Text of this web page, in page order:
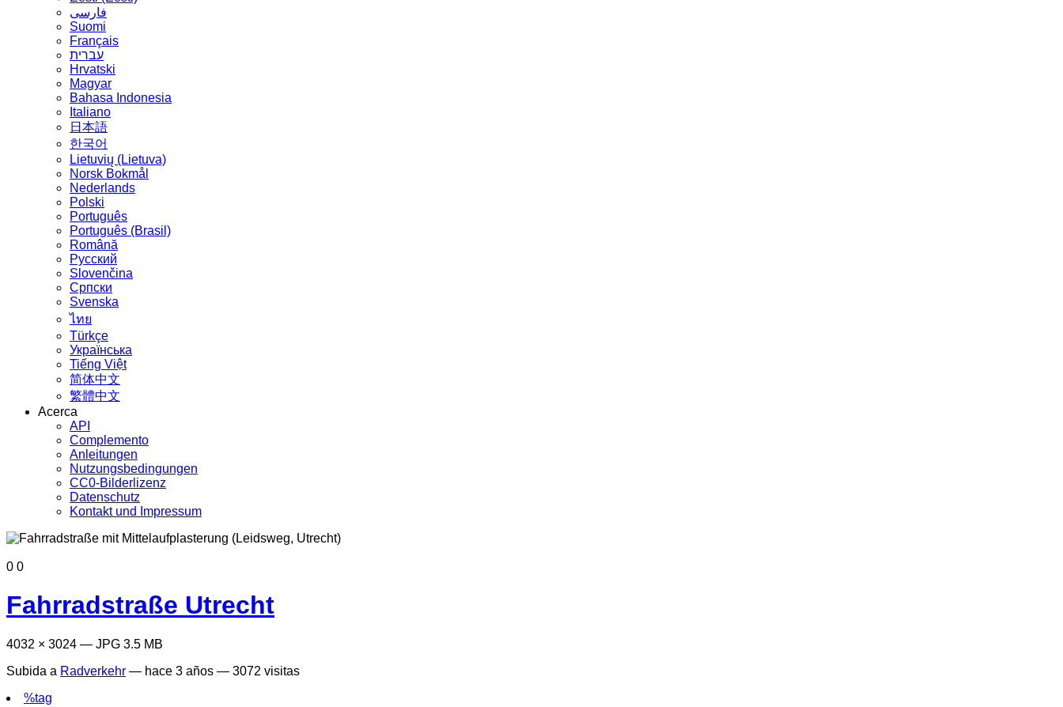
فارسی
Suomi
Français
עברית
Hrvatski
Magyar
Bahasa Indonesia
Italiano
日本語
한국어
Lietuvių (Lietuva)
‪Norsk Bokmål‬
Nederlands
Polski
Português
Português (Brasil)
Română
Русский
Slovenčina
Српски
Svenska
ไทย
Türkçe
Українська
Tiếng Việt
简体中文
繁體中文
Acerca
API
Complemento
Anleitungen
Nutzungsbedingungen
CC0-Bilderlizenz
Datenschutz
Kontakt und Impressum
0 0
Fahrradstraße Utrecht
4032 × 3024 — JPG 3.5 MB
Subida a Radverkehr — hace 3 años — 3072 visitas
%tag